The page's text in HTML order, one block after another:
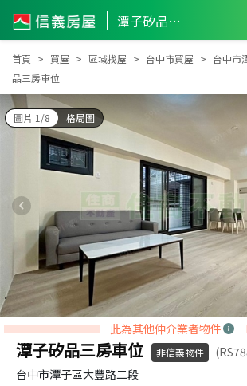
潭子矽品三房車位
首頁 買屋 區域找屋 台中市買屋 台中市
品三房車位
圖片 1/8 格局圖
此為其他仲介業者物件
潭子矽品三房車位 非信義物件
台中市潭子區大豐路二段